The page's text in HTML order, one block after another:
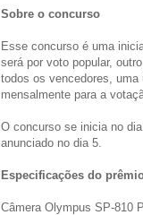
Sobre o concurso
Esse concurso é uma
será por voto popular,
todos os vencedores,
mensalmente para a
O concurso se inicia no
anunciado no dia 5.
Especificações do
Câmera Olympus SP-810